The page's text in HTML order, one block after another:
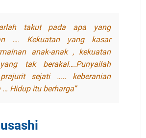
takut pada apa yang
…. Kekuatan yang kasar
anak-anak , kekuatan
tak berakal….Punyailah
sejati ….. keberanian
… Hidup itu berharga”